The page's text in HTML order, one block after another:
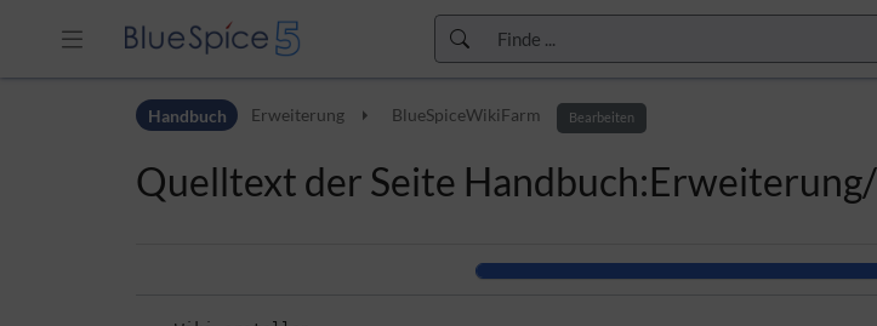
Zur Hauptnavigation
Zum Arbeitsbereich
Handbuch Erweiterung BlueSpiceWikiFarm Bearbeiten
Quelltext der Seite